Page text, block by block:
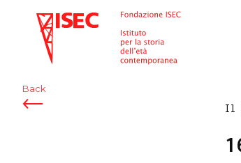
ISEC
Back
Il